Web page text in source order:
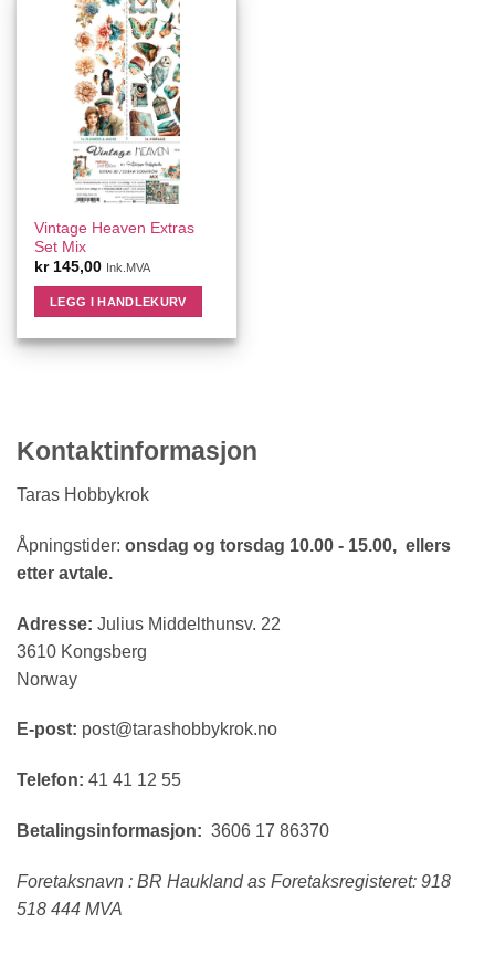
Vintage Heaven Extras
Set Mix
kr145,00 Ink.MVA
LEGG I HANDLEKURV
Kontaktinformasjon
Taras Hobbykrok
Åpningstider: onsdag og torsdag 10.00 - 15.00, ellers
etter avtale.
Adresse: Julius Middelthunsv. 22
3610 Kongsberg
Norway
E-post: post@tarashobbykrok.no
Telefon: 41 41 12 55
Betalingsinformasjon: 3606 17 86370
Foretaksnavn : BR Haukland as Foretaksregisteret: 918
518 444 MVA